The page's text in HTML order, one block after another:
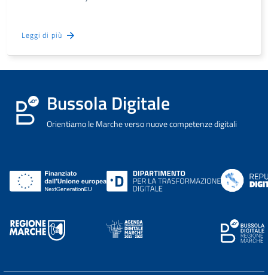
Leggi di più
Bussola Digitale
Orientiamo le Marche verso nuove competenze digitali